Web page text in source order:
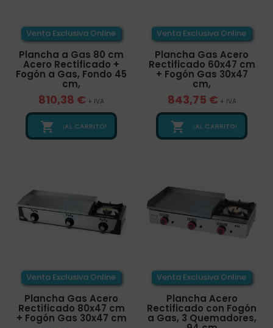
Venta Exclusiva Online
Plancha a Gas 80 cm
Acero Rectificado +
Fogón a Gas, Fondo 45
cm,
810,38 € + IVA
 ¡AL CARRITO!
Venta Exclusiva Online
Plancha Gas Acero
Rectificado 60x47 cm
+ Fogón Gas 30x47
cm,
843,75 € + IVA
 ¡AL CARRITO!
Venta Exclusiva Online
Plancha Gas Acero
Rectificado 80x47 cm
+ Fogón Gas 30x47 cm
Venta Exclusiva Online
Plancha Acero
Rectificado con Fogón
a Gas, 3 Quemadores,